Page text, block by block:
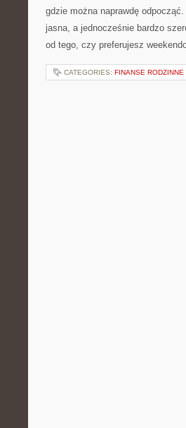
gdzie można naprawdę
jasna, a jednocześnie bardzo
od tego, czy preferujesz
CATEGORIES: FINANSE RODZINNE